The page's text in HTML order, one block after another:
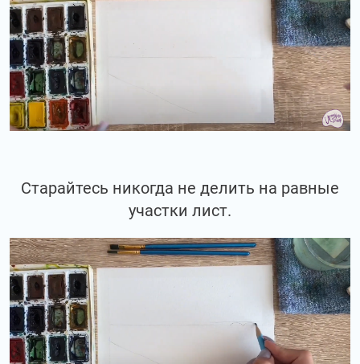
Старайтесь никогда не делить на равные
участки лист.